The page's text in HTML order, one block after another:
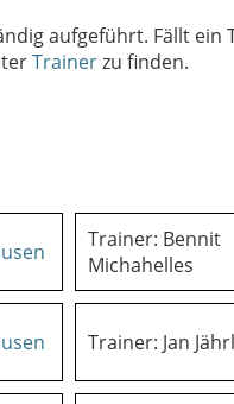
aufgeführt. Fällt ein
Trainerzu finden.
Trainer: Bennit
Michahelles
Trainer: Jan